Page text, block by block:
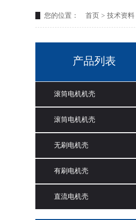
您的位置： 首页 > 技术资料
产品列表
滚筒电机机壳
滚筒电机机壳
无刷电机壳
有刷电机壳
直流电机壳